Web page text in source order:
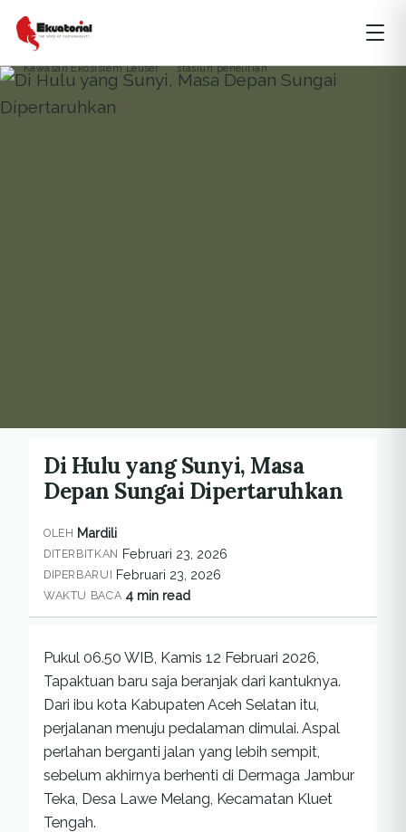
ARTIKEL
KEBERLANJUTAN
Kawasan Ekosistem Leuser stasiun penelitian
Di Hulu yang Sunyi, Masa
Depan Sungai Dipertaruhkan
OLEH Mardili
DITERBITKAN Februari 23, 2026
DIPERBARUI Februari 23, 2026
WAKTU BACA 4 min read
Pukul 06.50 WIB, Kamis 12 Februari 2026,
Tapaktuan baru saja beranjak dari kantuknya.
Dari ibu kota Kabupaten Aceh Selatan itu,
perjalanan menuju pedalaman dimulai. Aspal
perlahan berganti jalan yang lebih sempit,
sebelum akhirnya berhenti di Dermaga Jambur
Teka, Desa Lawe Melang, Kecamatan Kluet
Tengah.